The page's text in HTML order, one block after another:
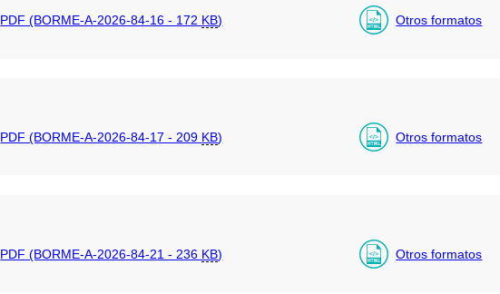
PDF (BORME-A-2026-84-16 - 172 KB) Otros formatos
PDF (BORME-A-2026-84-17 - 209 KB) Otros formatos
PDF (BORME-A-2026-84-21 - 236 KB) Otros formatos